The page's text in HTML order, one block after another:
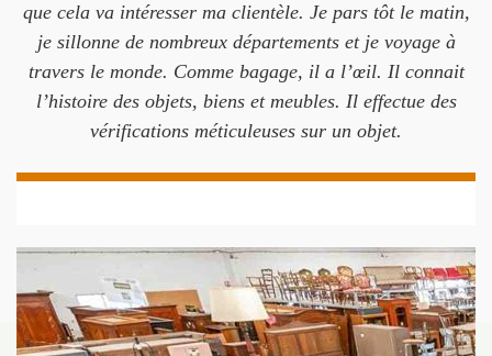
que cela va intéresser ma clientèle. Je pars tôt le matin,
je sillonne de nombreux départements et je voyage à
travers le monde. Comme bagage, il a l’œil. Il connait
l’histoire des objets, biens et meubles. Il effectue des
vérifications méticuleuses sur un objet.